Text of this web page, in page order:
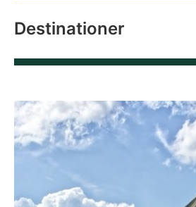
Destinationer